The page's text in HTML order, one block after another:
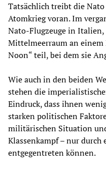
Tatsächlich treibt die
Atomkrieg voran. Im
Nato-Flugzeuge in
Mittelmeerraum an einem
Noon“ teil, bei dem sie
Wie auch in den beiden
stehen die
Eindruck, dass ihnen
starken politischen
militärischen Situation
Klassenkampf – nur durch
entgegentreten können.